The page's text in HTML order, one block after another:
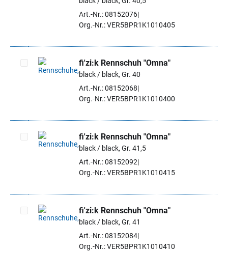
Artikel auswählenArt.-Nr.: 08152076
Org.-Nr.: VER5BPR1K1010405
Artikel auswählen
fi'zi:k Rennschuh "Omna"
black / black, Gr. 40
Art.-Nr.: 08152068
Org.-Nr.: VER5BPR1K1010400
Artikel auswählen
fi'zi:k Rennschuh "Omna"
black / black, Gr. 41,5
Art.-Nr.: 08152092
Org.-Nr.: VER5BPR1K1010415
Artikel auswählen
fi'zi:k Rennschuh "Omna"
black / black, Gr. 41
Art.-Nr.: 08152084
Org.-Nr.: VER5BPR1K1010410